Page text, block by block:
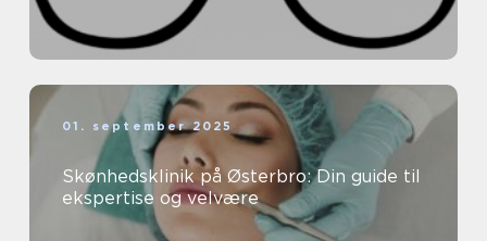
01. september 2025
Skønhedsklinik på Østerbro: Din guide til
ekspertise og velvære